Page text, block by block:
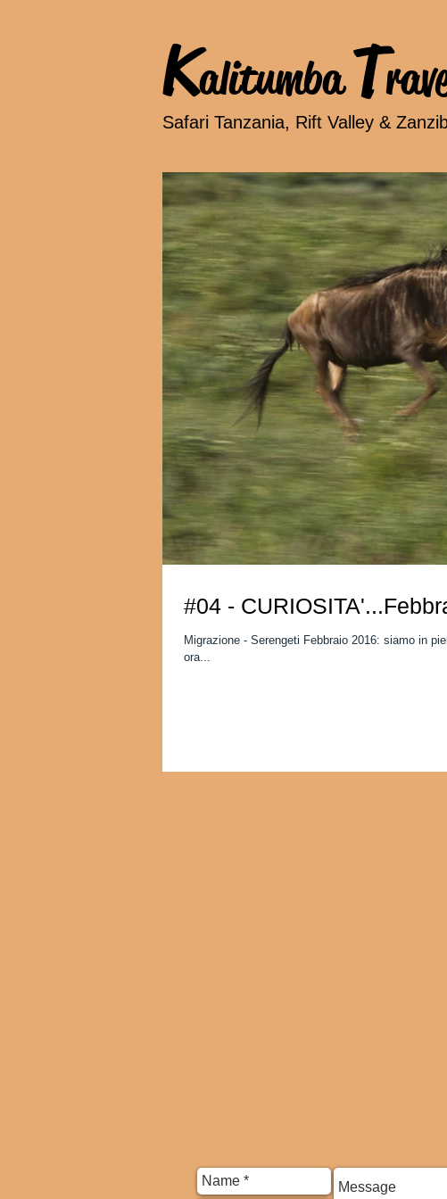
KalitumbaT
Safari Tanzania, Rift Valley &
#04 -
Migrazione - Serengeti Febbraio 2016: siamo in
ora...